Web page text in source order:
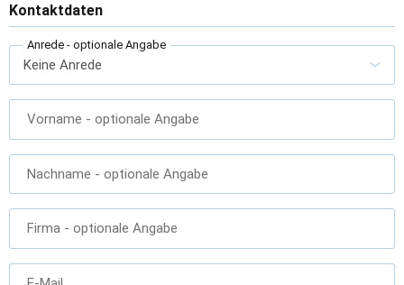
Kontaktdaten
Anrede - optionale Angabe
Vorname - optionale Angabe
Nachname - optionale Angabe
Firma - optionale Angabe